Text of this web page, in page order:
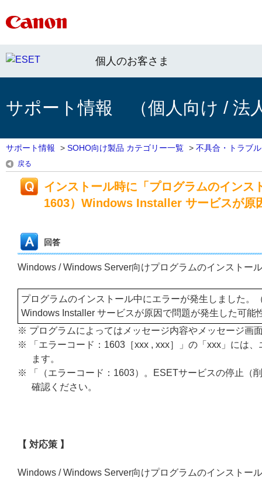
個人のお客さま
サポート情報 （個人向け / 法
サポート情報 > SOHO向け製品 カテゴリー一覧 > 不具合・トラブル
戻る
インストール時に「プログラムのインス
1603）Windows Installer サービスが原
回答
Windows / Windows Server向けプログラムのインストー
プログラムのインストール中にエラーが発生しました。
Windows Installer サービスが原因で問題が発生した可能
※ プログラムによってはメッセージ内容やメッセージ画
※ 「エラーコード：1603［xxx , xxx］」の「xxx」には
ます。
※ 「（エラーコード：1603）。ESETサービスの停止（
確認ください。
【 対応策 】
Windows / Windows Server向けプログラムのインストー